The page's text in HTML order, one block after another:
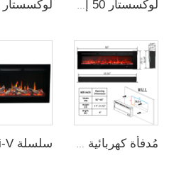
لوكسستار 50 إنش شاشة عريضة بيضاء موقد كهربائي منزلي مع تقنية LED